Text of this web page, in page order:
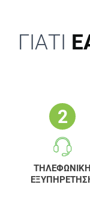
ΓΙΑΤΙ
ΤΗΛΕΦΩΝΙΚΗ